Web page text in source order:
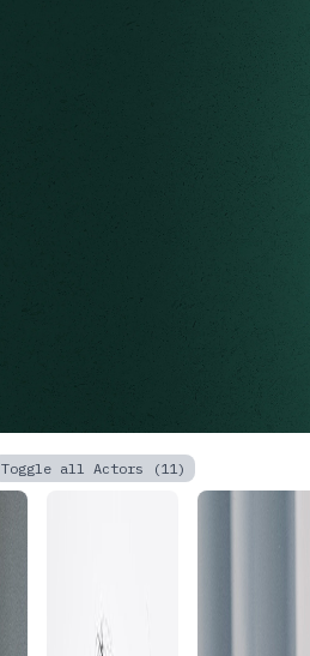
Toggle all Actors (11)